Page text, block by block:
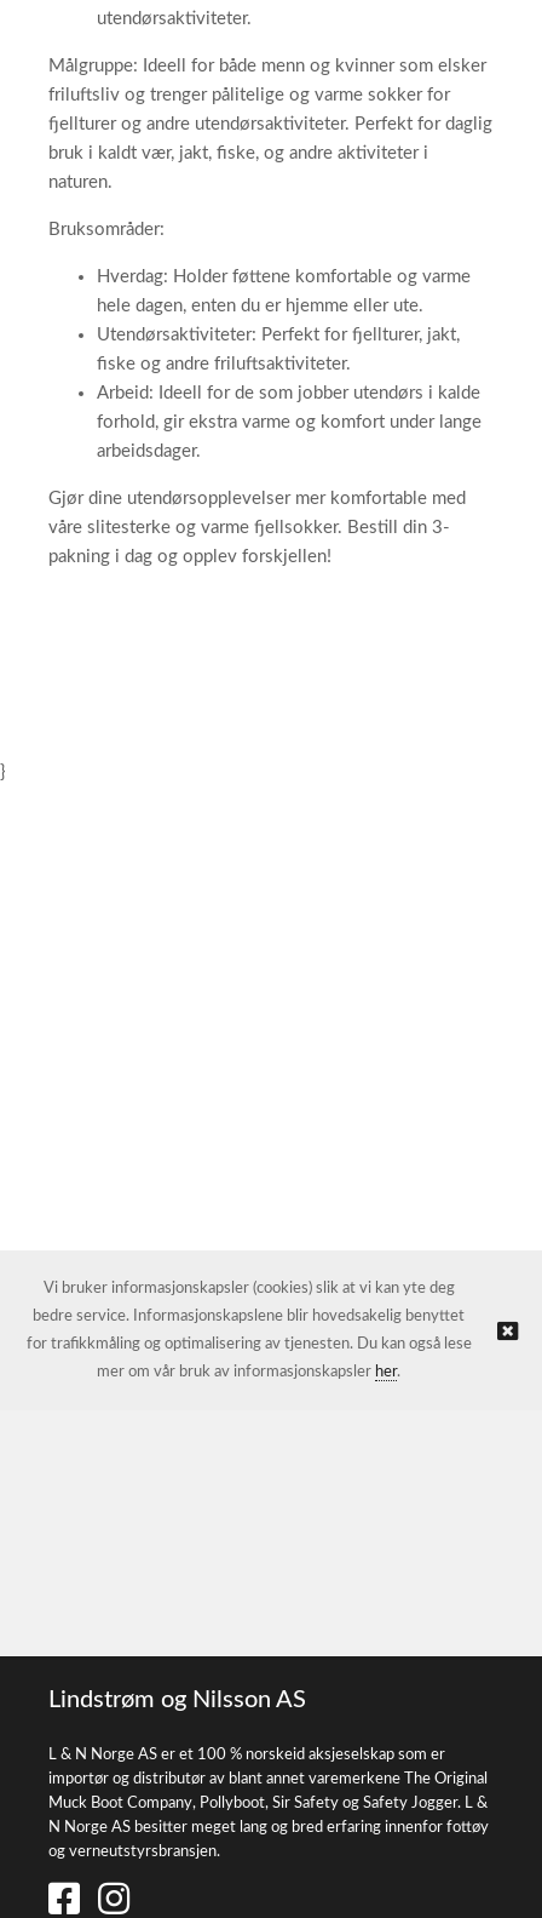
utendørsaktiviteter.
Målgruppe: Ideell for både menn og kvinner som elsker
friluftsliv og trenger pålitelige og varme sokker for
fjellturer og andre utendørsaktiviteter. Perfekt for daglig
bruk i kaldt vær, jakt, fiske, og andre aktiviteter i
naturen.
Bruksområder:
Hverdag: Holder føttene komfortable og varme
hele dagen, enten du er hjemme eller ute.
Utendørsaktiviteter: Perfekt for fjellturer, jakt,
fiske og andre friluftsaktiviteter.
Arbeid: Ideell for de som jobber utendørs i kalde
forhold, gir ekstra varme og komfort under lange
arbeidsdager.
Gjør dine utendørsopplevelser mer komfortable med
våre slitesterke og varme fjellsokker. Bestill din 3-
pakning i dag og opplev forskjellen!
}
Lindstrøm og Nilsson AS
L & N Norge AS er et 100 % norskeid aksjeselskap som er
importør og distributør av blant annet varemerkene The Original
Muck Boot Company, Pollyboot, Sir Safety og Safety Jogger. L &
N Norge AS besitter meget lang og bred erfaring innenfor fottøy
og verneutstyrsbransjen.
Vi bruker informasjonskapsler (cookies) slik at vi kan yte deg
bedre service. Informasjonskapslene blir hovedsakelig benyttet
for trafikkmåling og optimalisering av tjenesten. Du kan også lese
mer om vår bruk av informasjonskapsler her.